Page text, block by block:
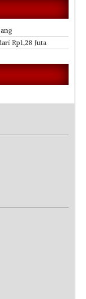
Rp1,28 Juta